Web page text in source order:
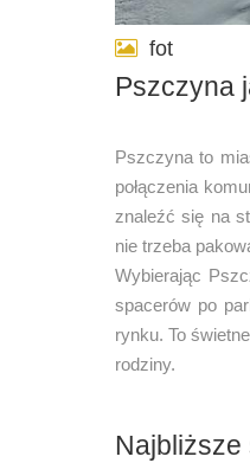
fot
Pszczyna
Pszczyna to
połączenia
znaleźć się na
nie trzeba
Wybierając
spacerów po
rynku. To
rodziny.